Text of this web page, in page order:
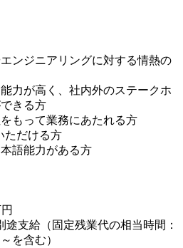
ンジニアリングに対する情熱の
力が高く、社内外のステークホ
きる方
もって業務にあたれる方
ただける方
語能力がある方
支給（固定残業代の相当時間：
を含む）